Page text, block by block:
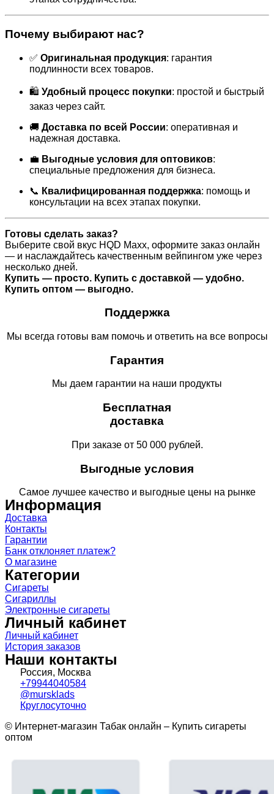
Почему выбирают нас?
✅ Оригинальная продукция: гарантия
подлинности всех товаров.
🛍 Удобный процесс покупки: простой и быстрый
заказ через сайт.
🚚 Доставка по всей России: оперативная и
надежная доставка.
💼 Выгодные условия для оптовиков:
специальные предложения для бизнеса.
📞 Квалифицированная поддержка: помощь и
консультации на всех этапах покупки.
Готовы сделать заказ?
Выберите свой вкус HQD Maxx, оформите заказ онлайн
— и наслаждайтесь качественным вейпингом уже через
несколько дней.
Купить — просто. Купить с доставкой — удобно.
Купить оптом — выгодно.
Поддержка
Мы всегда готовы вам помочь и ответить на все вопросы
Гарантия
Мы даем гарантии на наши продукты
Бесплатная
доставка
При заказе от 50 000 рублей.
Выгодные условия
Самое лучшее качество и выгодные цены на рынке
Информация
Доставка
Контакты
Гарантии
Банк отклоняет платеж?
О магазине
Категории
Сигареты
Сигариллы
Электронные сигареты
Личный кабинет
Личный кабинет
История заказов
Наши контакты
Россия, Москва
+79944040584
@mursklads
Круглосуточно
© Интернет-магазин Табак онлайн – Купить сигареты
оптом